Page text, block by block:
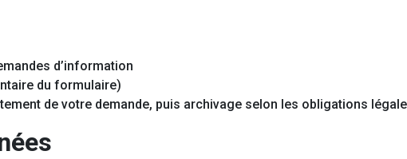
d’information
du formulaire)
de votre demande, puis archivage selon les obligations